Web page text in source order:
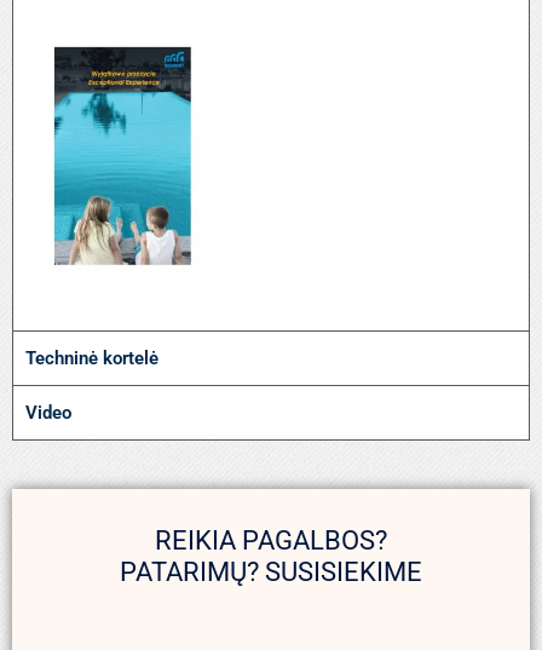
Techninė kortelė
Video
REIKIA PAGALBOS?
PATARIMŲ? SUSISIEKIME